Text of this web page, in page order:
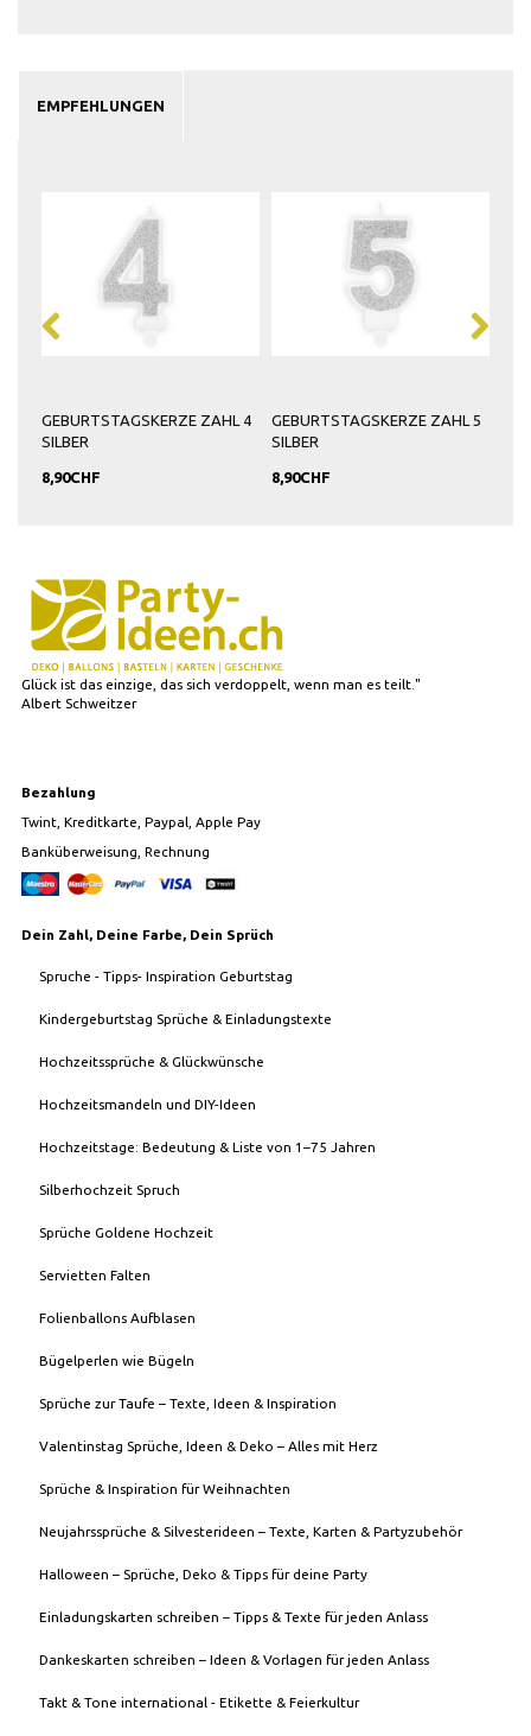
EMPFEHLUNGEN
GEBURTSTAGSKERZE ZAHL 4
SILBER
8,90CHF
GEBURTSTAGSKERZE ZAHL 5
SILBER
8,90CHF
Glück ist das einzige, das sich verdoppelt, wenn man es teilt."
Albert Schweitzer
Bezahlung
Twint, Kreditkarte, Paypal, Apple Pay
Banküberweisung, Rechnung
Dein Zahl, Deine Farbe, Dein Sprüch
Spruche - Tipps- Inspiration Geburtstag
Kindergeburtstag Sprüche & Einladungstexte
Hochzeitssprüche & Glückwünsche
Hochzeitsmandeln und DIY-Ideen
Hochzeitstage: Bedeutung & Liste von 1–75 Jahren
Silberhochzeit Spruch
Sprüche Goldene Hochzeit
Servietten Falten
Folienballons Aufblasen
Bügelperlen wie Bügeln
Sprüche zur Taufe – Texte, Ideen & Inspiration
Valentinstag Sprüche, Ideen & Deko – Alles mit Herz
Sprüche & Inspiration für Weihnachten
Neujahrssprüche & Silvesterideen – Texte, Karten & Partyzubehör
Halloween – Sprüche, Deko & Tipps für deine Party
Einladungskarten schreiben – Tipps & Texte für jeden Anlass
Dankeskarten schreiben – Ideen & Vorlagen für jeden Anlass
Takt & Tone international - Etikette & Feierkultur